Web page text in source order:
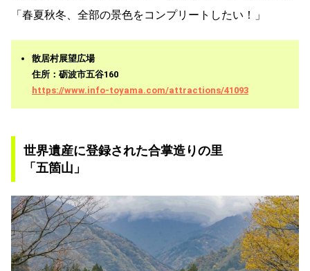
「春夏秋冬、全部の景色をコンプリートしたい！」
散居村展望広場
住所：砺波市五谷160
https://www.info-toyama.com/attractions/41093
世界遺産に登録された合掌造りの里
「五箇山」